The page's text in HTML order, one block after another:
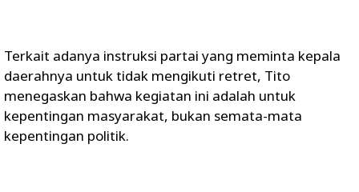
Terkait adanya instruksi partai yang meminta kepala
daerahnya untuk tidak mengikuti retret, Tito
menegaskan bahwa kegiatan ini adalah untuk
kepentingan masyarakat, bukan semata-mata
kepentingan politik.